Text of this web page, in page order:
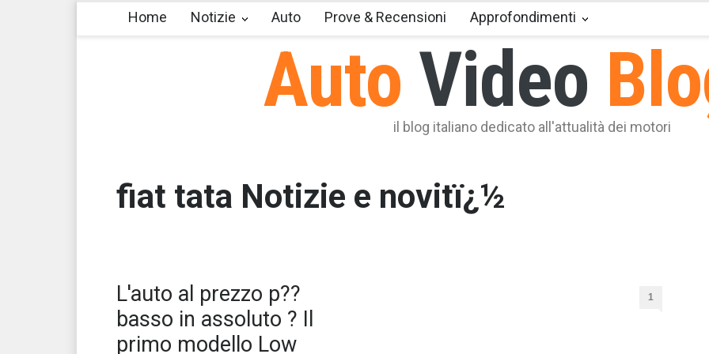
Auto Video
il blog italiano dedicato all'attualità dei motori
Home Notizie Auto Prove & Recensioni Approfondimenti
fiat tata Notizie e novitï¿½
L'auto al prezzo p??
basso in assoluto ? Il
primo modello Low
1